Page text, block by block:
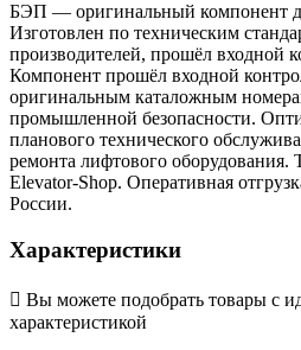
БЭП — оригинальный компонент
Изготовлен по техническим
производителей, прошёл входной
Компонент прошёл входной
оригинальным каталожным
промышленной безопасности.
планового технического
ремонта лифтового оборудования.
Elevator-Shop. Оперативная
России.
Характеристики
 Вы можете подобрать товары с
характеристикой